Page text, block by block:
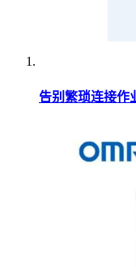
告别繁琐连接作